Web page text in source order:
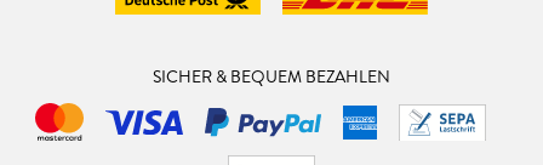
SICHER & BEQUEM BEZAHLEN